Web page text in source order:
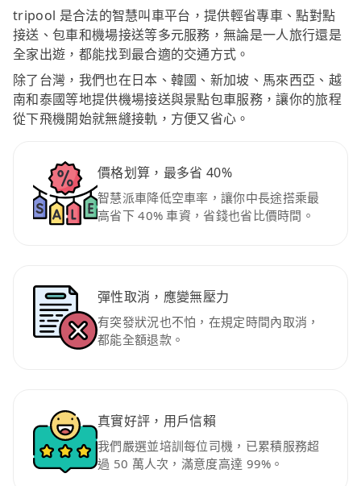
tripool 是合法的智慧叫車平台，提供輕省專車、點對點
接送、包車和機場接送等多元服務，無論是一人旅行還是
全家出遊，都能找到最合適的交通方式。
除了台灣，我們也在日本、韓國、新加坡、馬來西亞、越
南和泰國等地提供機場接送與景點包車服務，讓你的旅程
從下飛機開始就無縫接軌，方便又省心。
價格划算，最多省 40%
智慧派車降低空車率，讓你中長途搭乘最
高省下 40% 車資，省錢也省比價時間。
彈性取消，應變無壓力
有突發狀況也不怕，在規定時間內取消，
都能全額退款。
真實好評，用戶信賴
我們嚴選並培訓每位司機，已累積服務超
過 50 萬人次，滿意度高達 99%。